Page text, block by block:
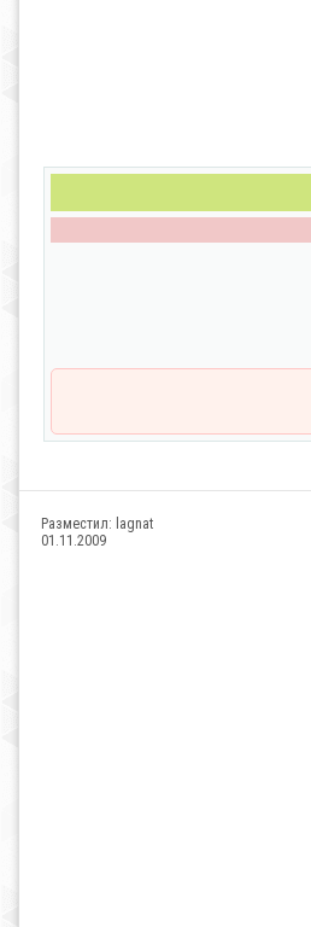
Разместил: lagnat
01.11.2009